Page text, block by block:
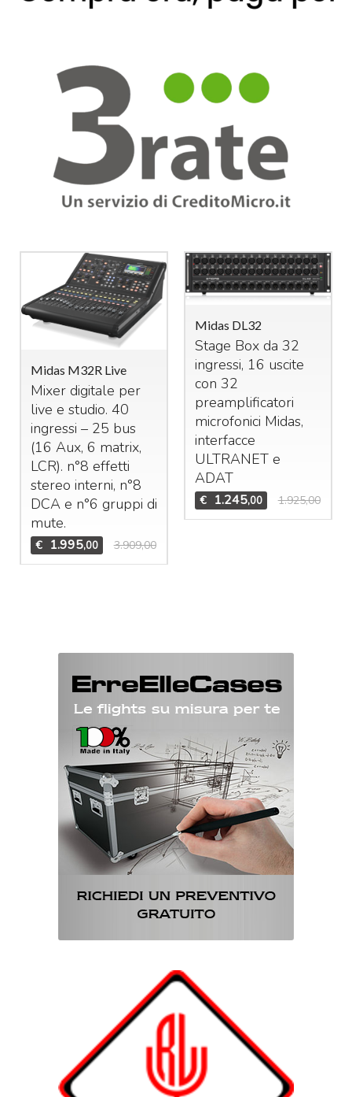
Midas M32R Live
Mixer digitale per
live e studio. 40
ingressi – 25 bus
(16 Aux, 6 matrix,
LCR). n°8 effetti
stereo interni, n°8
DCAe n°6 gruppi di
mute.
€ 1.995,00 3.909,00
Midas DL32
Stage Box da 32
ingressi, 16 uscite
con 32
preamplificatori
microfonici Midas,
interfacce
ULTRANETe
ADAT
€ 1.245,00 1.925,00